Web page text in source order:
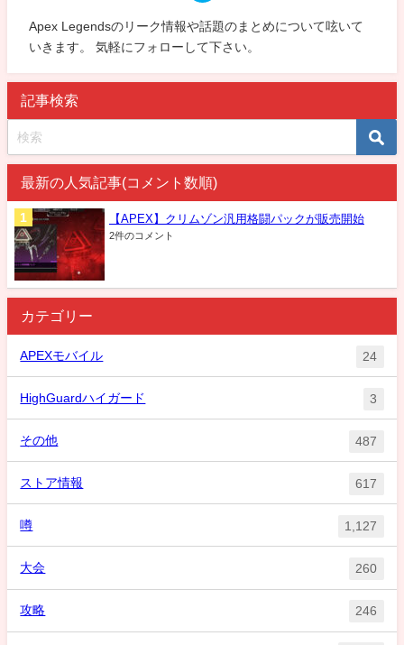
Apex Legendsのリーク情報や話題のまとめについて呟いて
いきます。 気軽にフォローして下さい。
記事検索
最新の人気記事(コメント数順)
【APEX】クリムゾン汎用格闘パックが販売開始
2件のコメント
カテゴリー
APEXモバイル 24
HighGuardハイガード 3
その他 487
ストア情報 617
噂 1,127
大会 260
攻略 246